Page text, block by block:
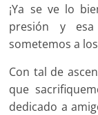
¡Ya se ve lo
presión y
sometemos a
Con tal de
que
dedicado a